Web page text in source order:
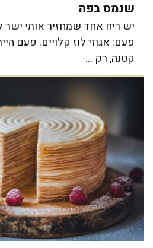
שנמס בפה
יש ריח אחד שמחזיר אותי
פעם: אגוזי לוז קלויים. פעם
קטנה, רק ...